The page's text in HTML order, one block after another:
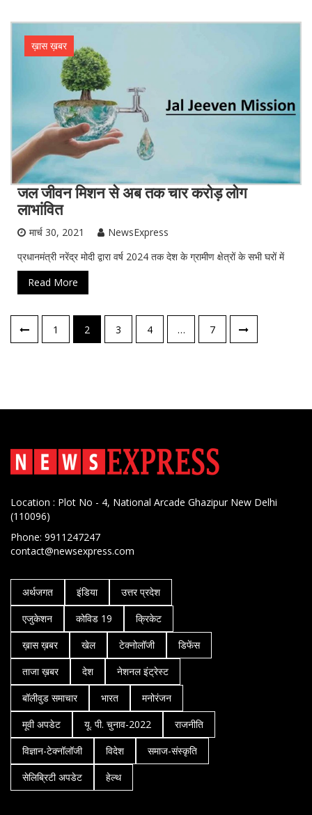
ख़ास ख़बर
जल जीवन मिशन से अब तक चार करोड़ लोग
लाभांवित
मार्च 30, 2021
NewsExpress
प्रधानमंत्री नरेंद्र मोदी द्वारा वर्ष 2024 तक देश के ग्रामीण क्षेत्रों के सभी घरों में
Read More
पोस्ट्स
नेविगेशन
1 2 3 4 … 7
Location : Plot No - 4, National Arcade Ghazipur New Delhi
(110096)
Phone: 9911247247
contact@newsexpress.com
अर्थजगत इंडिया
उत्तर प्रदेश
एजुकेशन
कोविड 19
क्रिकेट
ख़ास ख़बर
खेल टेक्नोलॉजी
डिफेंस
ताजा ख़बर
देश
नेशनल इंट्रेस्ट
बॉलीवुड समाचार
भारत
मनोरंजन
मूवी अपडेट
यू. पी. चुनाव-2022
राजनीति
विज्ञान-टेक्नॉलॉजी
विदेश
समाज-संस्कृति
सेलिब्रिटी अपडेट
हेल्थ